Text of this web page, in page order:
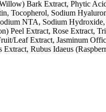
Bark Extract, Phytic
Tocopherol, Sodium
NTA, Sodium
Peel Extract, Rose Extract,
Leaf Extract, Jasminum
Rubus Idaeus